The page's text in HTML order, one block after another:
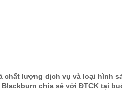
chất lượng dịch vụ và loại hình sản
chia sẻ với ĐTCK tại buổi